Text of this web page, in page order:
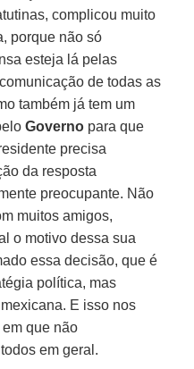
complicou muito
porque não só
esteja lá pelas
de todas as
também já tem um
Governo para que
precisa
da resposta
preocupante. Não
muitos amigos,
o motivo dessa sua
essa decisão, que é
política, mas
E isso nos
que não
em geral.